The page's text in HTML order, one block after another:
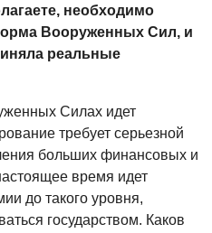
необходимо
Вооруженных Сил, и
реальные
Силах идет
требует серьезной
больших финансовых и
время идет
до такого уровня,
государством. Каков